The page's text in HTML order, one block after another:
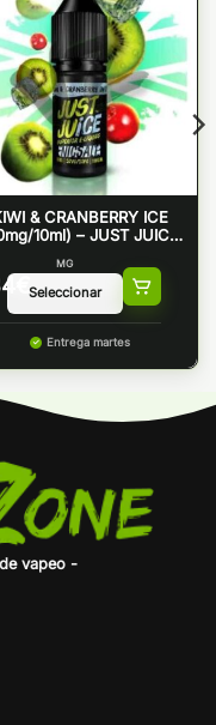
& CRANBERRY ICE
10ml) – JUST JUICE
€
MG
Entrega martes
vapeo -